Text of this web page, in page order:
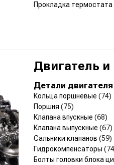
Прокладка термостата
Двигатель
Детали двигателя
Кольца поршневые (74)
Поршня (75)
Клапана впускные (68)
Клапана выпускные (67)
Сальники клапанов (59)
Гидрокомпенсаторы
Болты головки блока